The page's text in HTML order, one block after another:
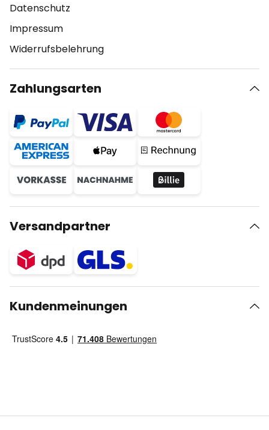
Datenschutz
Impressum
Widerrufsbelehrung
Zahlungsarten
Versandpartner
Kundenmeinungen